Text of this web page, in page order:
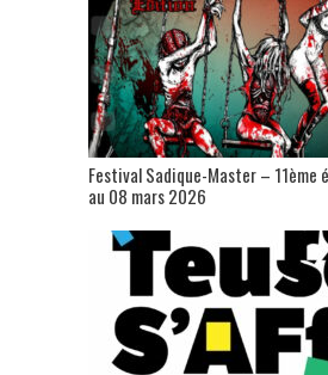
Festival Sadique-Master – 11ème
au 08 mars 2026